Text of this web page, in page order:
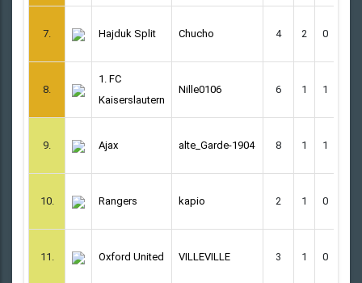
7. Hajduk Split Chucho 4 2 0
8.
1. FC
Kaiserslautern
Nille0106 6 1 1
9. Ajax alte_Garde-1904 8 1 1
10. Rangers kapio 2 1 0
11. Oxford United VILLEVILLE 3 1 0